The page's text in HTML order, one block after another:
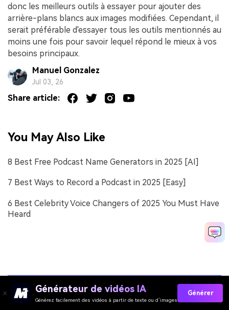
donc les meilleurs outils à essayer pour ajouter des
arrière-plans blancs aux images modifiées. Cependant, il
serait préférable d'essayer tous les outils mentionnés au
moins une fois pour savoir lequel répond le mieux à vos
besoins principaux.
Manuel Gonzalez
Jul 03, 26
Share article:
You May Also Like
8 Best Free Podcast Name Generators in 2025 [AI]
7 Best Ways to Record a Podcast in 2025 [Easy]
6 Best Celebrity Voice Changers of 2025 You Must Have
Heard
Générateur de vidéos IA
Générez facilement des vidéos à partir de texte ou d’images
Générer